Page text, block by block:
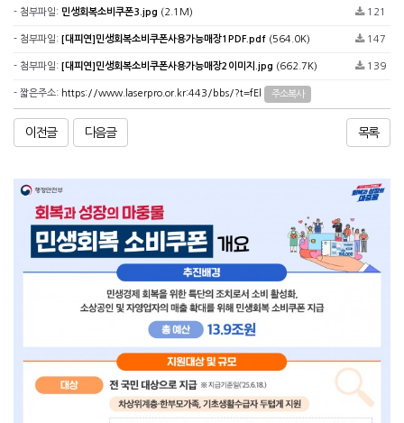
- 첨부파일: 민생회복소비쿠폰3.jpg (2.1M) 121
- 첨부파일: [대피연]민생회복소비쿠폰사용가능매장1PDF.pdf (564.0K) 147
- 첨부파일: [대피연]민생회복소비쿠폰사용가능매장2이미지.jpg (662.7K) 139
- 짧은주소: https://www.laserpro.or.kr:443/bbs/?t=fEl 주소복사
이전글 다음글 목록